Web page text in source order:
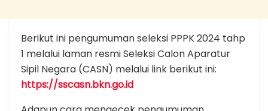
Berikut ini pengumuman seleksi PPPK 2024 tahp
1 melalui laman resmi Seleksi Calon Aparatur
Sipil Negara (CASN) melalui link berikut ini:
https://sscasn.bkn.go.id